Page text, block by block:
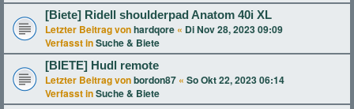
[Biete] Ridell shoulderpad Anatom 40i XL
Letzter Beitrag vonhardqore « Di Nov 28, 2023 09:09
Verfasst inSuche & Biete
[BIETE] Hudl remote
Letzter Beitrag vonbordon87 « So Okt 22, 2023 06:14
Verfasst inSuche & Biete